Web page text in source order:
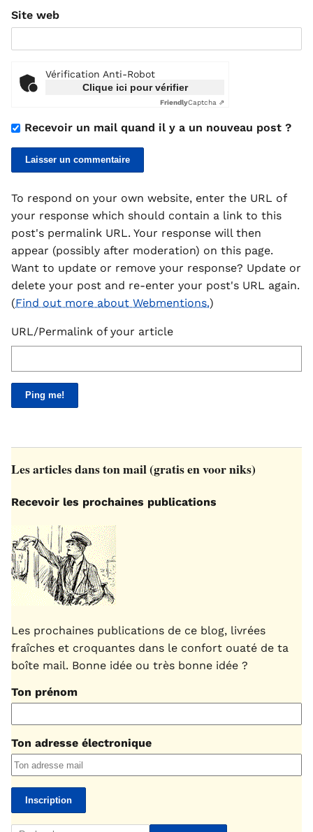
Site web
Vérification Anti-Robot
Clique ici pour vérifier
FriendlyCaptcha ⇗
Recevoir un mail quand il y a un nouveau post ?
To respond on your own website, enter the URL of
your response which should contain a link to this
post's permalink URL. Your response will then
appear (possibly after moderation) on this page.
Want to update or remove your response? Update or
delete your post and re-enter your post's URL again.
(Find out more about Webmentions.)
URL/Permalink of your article
Les articles dans ton mail (gratis en voor niks)
Recevoir les prochaines publications
Les prochaines publications de ce blog, livrées
fraîches et croquantes dans le confort ouaté de ta
boîte mail. Bonne idée ou très bonne idée ?
Ton prénom
Ton adresse électronique